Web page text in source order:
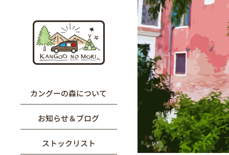
カングーの森について
お知らせ＆ブログ
ストックリスト